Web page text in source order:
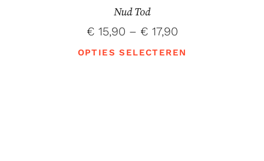
Nud Tod
€ 15,90 – € 17,90
OPTIES SELECTEREN